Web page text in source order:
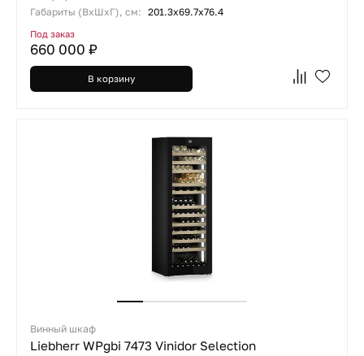
Габариты (ВхШхГ), см: 201.3х69.7х76.4
Под заказ
660 000 ₽
В корзину
Винный шкаф
Liebherr WPgbi 7473 Vinidor Selection